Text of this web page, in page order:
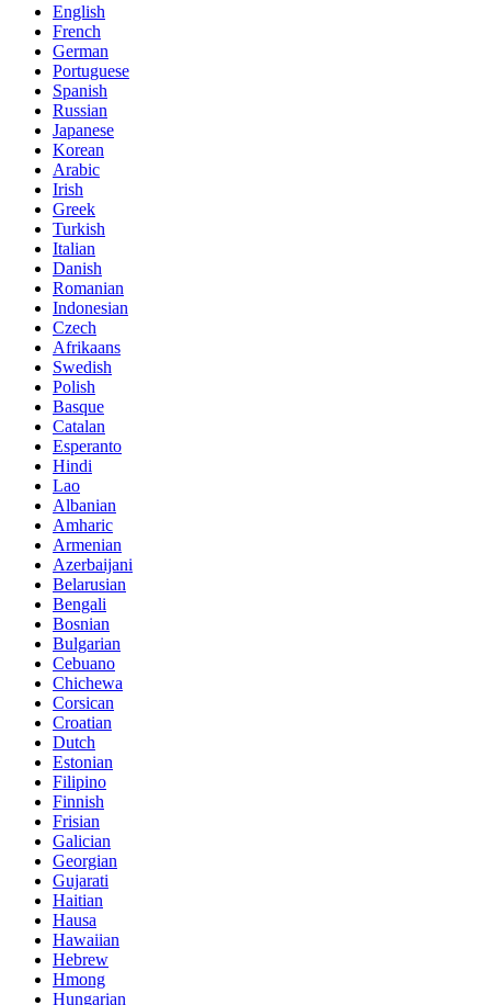
English
French
German
Portuguese
Spanish
Russian
Japanese
Korean
Arabic
Irish
Greek
Turkish
Italian
Danish
Romanian
Indonesian
Czech
Afrikaans
Swedish
Polish
Basque
Catalan
Esperanto
Hindi
Lao
Albanian
Amharic
Armenian
Azerbaijani
Belarusian
Bengali
Bosnian
Bulgarian
Cebuano
Chichewa
Corsican
Croatian
Dutch
Estonian
Filipino
Finnish
Frisian
Galician
Georgian
Gujarati
Haitian
Hausa
Hawaiian
Hebrew
Hmong
Hungarian